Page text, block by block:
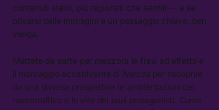
contenuti sterili, più ragionati che sentiti— e se
privarsi delle immagini è un passaggio chiave, ben
venga.
Mettete da parte per mezz’ora le frasi ad effetto e
il montaggio accattivante di Narcos per riscoprire
da una diversa prospettiva le ambientazioni del
narcotraffico e le vite dei suoi protagonisti. Come